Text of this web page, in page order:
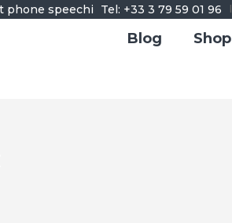
Tel: +33 3 79 59 01 96 I
Shop
Blog